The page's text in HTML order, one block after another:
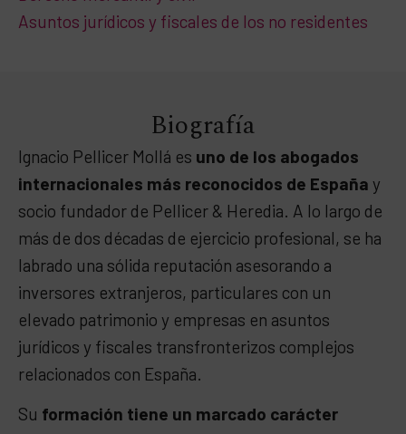
Asuntos jurídicos y fiscales de los no residentes
Biografía
Ignacio Pellicer Mollá es uno de los abogados
internacionales más reconocidos de España y
socio fundador de Pellicer & Heredia. A lo largo de
más de dos décadas de ejercicio profesional, se ha
labrado una sólida reputación asesorando a
inversores extranjeros, particulares con un
elevado patrimonio y empresas en asuntos
jurídicos y fiscales transfronterizos complejos
relacionados con España.
Su formación tiene un marcado carácter